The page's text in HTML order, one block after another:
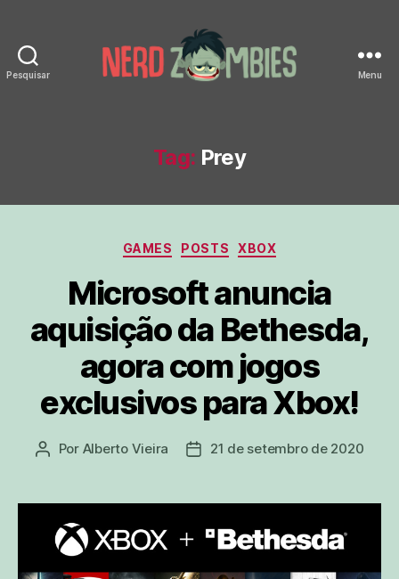
Pesquisar Menu
Tag: Prey
Categorias
GAMES POSTS XBOX
Microsoft anuncia
aquisição da Bethesda,
agora com jogos
exclusivos para Xbox!
Autor
Por Alberto Vieira
Data21 de setembro de 2020